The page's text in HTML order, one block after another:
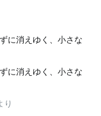
に消えゆく、小さな
に消えゆく、小さな
り